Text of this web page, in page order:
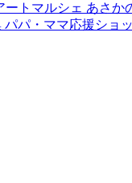
ートマルシェ あさか
パパ・ママ応援ショ